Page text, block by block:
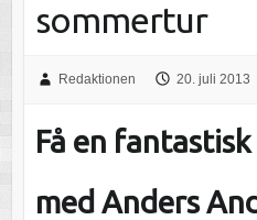
sommertur
Redaktionen 20. juli 2013
Få en
med Anders